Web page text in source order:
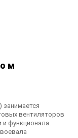
занимается
вентиляторов
функционала.